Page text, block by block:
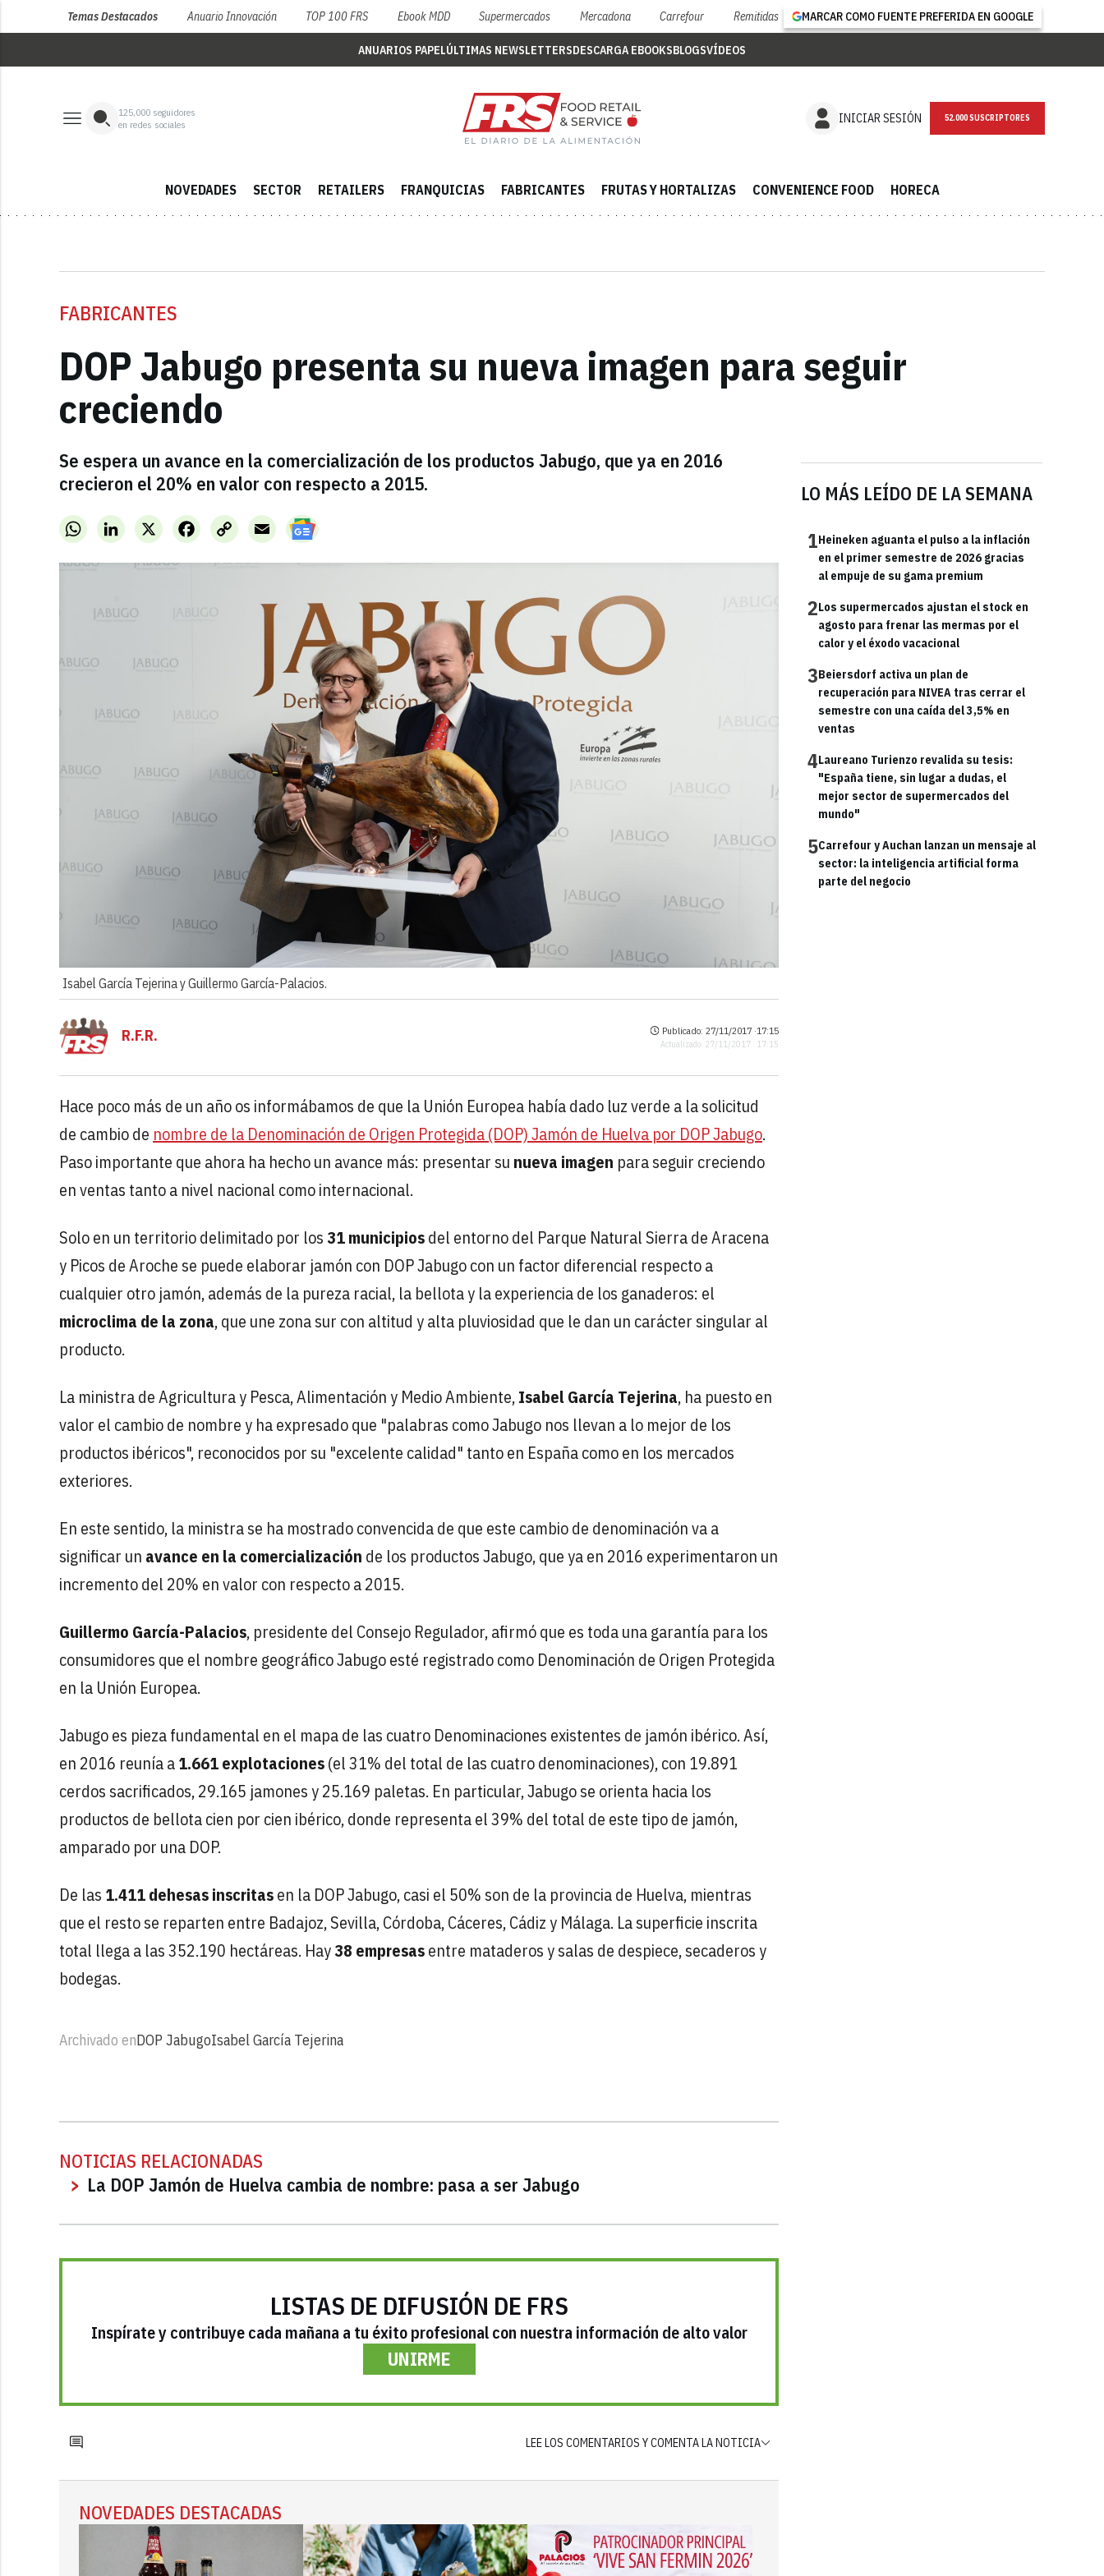
Temas Destacados Anuario Innovación TOP 100 FRS Ebook MDD Supermercados Mercadona Carrefour Remitidas MARCAR COMO FUENTE PREFERIDA EN GOOGLE
ANUARIOS PAPELÚLTIMAS NEWSLETTERSDESCARGA EBOOKSBLOGSVÍDEOS
125,000 seguidores
en redes sociales
INICIAR SESIÓN NEWSLETTER
NOVEDADES SECTOR RETAILERS FRANQUICIAS FABRICANTES FRUTAS Y HORTALIZAS CONVENIENCE FOOD HORECA
FABRICANTES
DOP Jabugo presenta su nueva imagen para seguir
creciendo
Se espera un avance en la comercialización de los productos Jabugo, que ya en 2016
crecieron el 20% en valor con respecto a 2015.
WhatsAppLinkedInX FacebookCopy
Link
Email
Isabel García Tejerina y Guillermo García-Palacios.
LO MÁS LEÍDO DE LA SEMANA
1Heineken aguanta el pulso a la inflación
en el primer semestre de 2026 gracias
al empuje de su gama premium
2Los supermercados ajustan el stock en
agosto para frenar las mermas por el
calor y el éxodo vacacional
3Beiersdorf activa un plan de
recuperación para NIVEA tras cerrar el
semestre con una caída del 3,5% en
ventas
4Laureano Turienzo revalida su tesis:
"España tiene, sin lugar a dudas, el
mejor sector de supermercados del
mundo"
5Carrefour y Auchan lanzan un mensaje al
sector: la inteligencia artificial forma
parte del negocio
R.F.R. Publicado: 27/11/2017 ·17:15
Actualizado: 27/11/2017 · 17:15
Hace poco más de un año os informábamos de que la Unión Europea había dado luz verde a la solicitud
de cambio de nombre de la Denominación de Origen Protegida (DOP) Jamón de Huelva por DOP Jabugo.
Paso importante que ahora ha hecho un avance más: presentar su nueva imagen para seguir creciendo
en ventas tanto a nivel nacional como internacional.
Solo en un territorio delimitado por los31 municipiosdel entorno del Parque Natural Sierra de Aracena
y Picos de Aroche se puede elaborar jamón con DOP Jabugo con un factor diferencial respecto a
cualquier otro jamón, además de la pureza racial, la bellota y la experiencia de los ganaderos: el
microclima de la zona, que une zona sur con altitud y alta pluviosidad que le dan un carácter singular al
producto.
La ministra de Agricultura y Pesca, Alimentación y Medio Ambiente,Isabel García Tejerina, ha puesto en
valor el cambio de nombre y ha expresado que "palabras como Jabugo nos llevan a lo mejor de los
productos ibéricos", reconocidos por su "excelente calidad" tanto en España como en los mercados
exteriores.
En este sentido, la ministra se ha mostrado convencida de que este cambio de denominación va a
significar un avance en la comercialización de los productos Jabugo, que ya en 2016 experimentaron un
incremento del 20% en valor con respecto a 2015.
Guillermo García-Palacios, presidente del Consejo Regulador, afirmó que es toda una garantía para los
consumidores que el nombre geográfico Jabugo esté registrado como Denominación de Origen Protegida
en la Unión Europea.
Jabugo es pieza fundamental en el mapa de las cuatro Denominaciones existentes de jamón ibérico. Así,
en 2016 reunía a1.661 explotaciones(el 31% del total de las cuatro denominaciones), con 19.891
cerdos sacrificados, 29.165 jamones y 25.169 paletas. En particular, Jabugo se orienta hacia los
productos de bellota cien por cien ibérico, donde representa el 39% del total de este tipo de jamón,
amparado por una DOP.
De las 1.411 dehesas inscritasen la DOP Jabugo, casi el 50% son de la provincia de Huelva, mientras
que el resto se reparten entre Badajoz, Sevilla, Córdoba, Cáceres, Cádiz y Málaga. La superficie inscrita
total llega a las 352.190 hectáreas. Hay38 empresasentre mataderos y salas de despiece, secaderos y
bodegas.
Archivado enDOP JabugoIsabel García Tejerina
NOTICIAS RELACIONADAS
La DOP Jamón de Huelva cambia de nombre: pasa a ser Jabugo
LISTAS DE DIFUSIÓN DE FRS
Inspírate y contribuye cada mañana a tu éxito profesional con nuestra información de alto valor
UNIRME
LEE LOS COMENTARIOS Y COMENTA LA NOTICIA
NOVEDADES DESTACADAS